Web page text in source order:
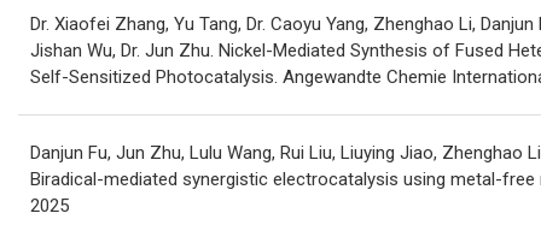
Dr. Xiaofei Zhang, Yu Tang, Dr. Caoyu Yang, Zhenghao Li,
Jishan Wu, Dr. Jun Zhu. Nickel-Mediated Synthesis of Fused
Self-Sensitized Photocatalysis. Angewandte Chemie
Danjun Fu, Jun Zhu, Lulu Wang, Rui Liu, Liuying Jiao, Zhenghao
Biradical-mediated synergistic electrocatalysis using metal-
2025